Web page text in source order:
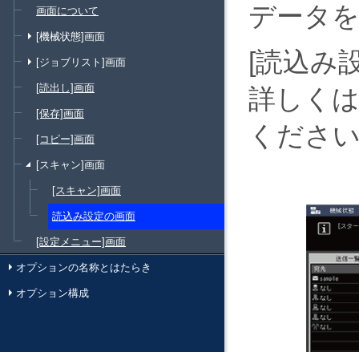
画面について
[機械状態]画面
[ジョブリスト]画面
[読出し]画面
[保存]画面
[コピー]画面
[スキャン]画面
[スキャン]画面
読込み設定の画面
[設定メニュー]画面
オプションの名称とはたらき
オプション構成
データ
読込み
詳しく
くださ